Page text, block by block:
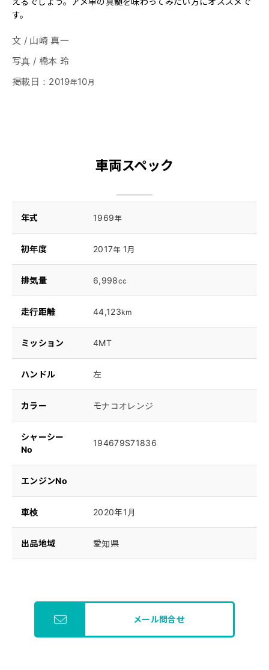
す。
文 / 山崎 真一
写真 / 橋本 玲
掲載日 ： 2019年10月
車両スペック
年式 1969年
初年度 2017年1 月
排気量 6,998cc
走行距離 44,123km
ミッション 4MT
ハンドル 左
カラー モナコオレンジ
シャーシー
No
194679S71836
エンジンNo
車検 2020年1月
出品地域 愛知県
メール問合せ